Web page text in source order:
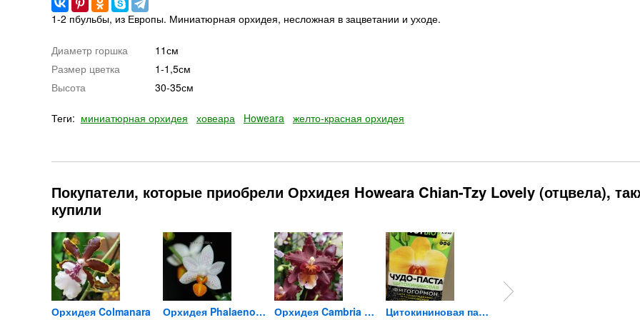
1-2 пбульбы, из Европы. Миниатюрная орхидея, несложная в зацветании и уходе.
Диаметр горшка
11см
Размер цветка
1-1,5см
Высота
30-35см
Теги: миниатюрная орхидея ховеара Howeara желто-красная орхидея
Покупатели, которые приобрели Орхидея Howeara Chian-Tzy Lovely (отцвела),
купили
Орхидея Colmanara Орхидея Phalaenopsis Mini... Орхидея Cambria Wild Fire Цитокининовая паста TUTBIO...